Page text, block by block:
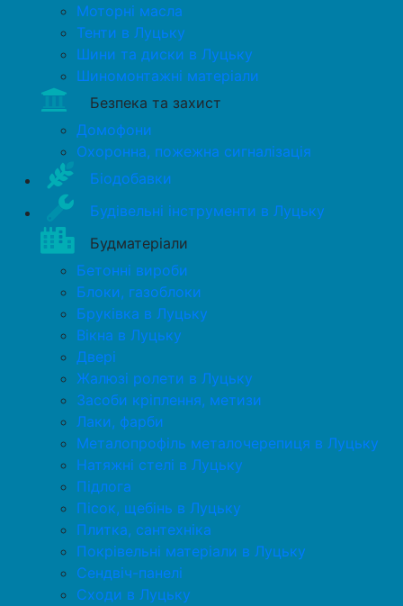
Моторні масла
Тенти в Луцьку
Шини та диски в Луцьку
Шиномонтажні матеріали
Безпека та захист
Домофони
Охоронна, пожежна сигналізація
Біодобавки
Будівельні інструменти в Луцьку
Будматеріали
Бетонні вироби
Блоки, газоблоки
Бруківка в Луцьку
Вікна в Луцьку
Двері
Жалюзі ролети в Луцьку
Засоби кріплення, метизи
Лаки, фарби
Металопрофіль металочерепиця в Луцьку
Натяжні стелі в Луцьку
Підлога
Пісок, щебінь в Луцьку
Плитка, сантехніка
Покрівельні матеріали в Луцьку
Сендвіч-панелі
Сходи в Луцьку